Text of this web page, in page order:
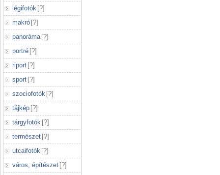
légifotók [?]
makró [?]
panoráma [?]
portré [?]
riport [?]
sport [?]
szociofotók [?]
tájkép [?]
tárgyfotók [?]
természet [?]
utcaifotók [?]
város, építészet [?]